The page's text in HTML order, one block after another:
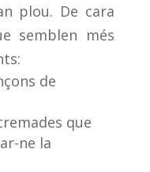
plou. De cara
semblen més
de
que
ne la